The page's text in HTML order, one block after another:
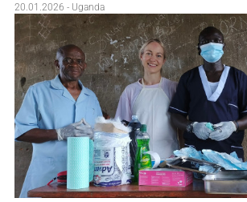
20.01.2026 - Uganda